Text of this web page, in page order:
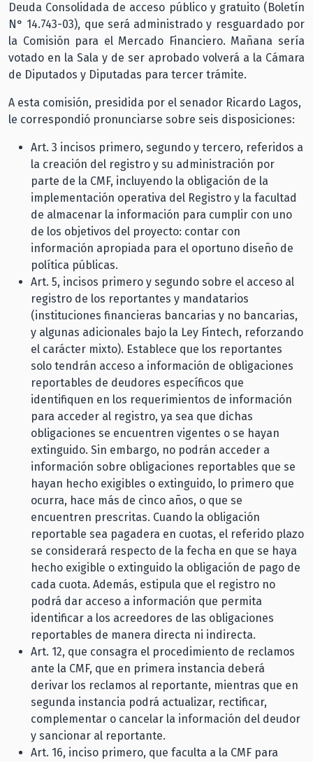
Deuda Consolidada de acceso público y gratuito (Boletín
N° 14.743-03), que será administrado y resguardado por
la Comisión para el Mercado Financiero. Mañana sería
votado en la Sala y de ser aprobado volverá a la Cámara
de Diputados y Diputadas para tercer trámite.
A esta comisión, presidida por el senador Ricardo Lagos,
le correspondió pronunciarse sobre seis disposiciones:
Art. 3 incisos primero, segundo y tercero, referidos a
la creación del registro y su administración por
parte de la CMF, incluyendo la obligación de la
implementación operativa del Registro y la facultad
de almacenar la información para cumplir con uno
de los objetivos del proyecto: contar con
información apropiada para el oportuno diseño de
política públicas.
Art. 5, incisos primero y segundo sobre el acceso al
registro de los reportantes y mandatarios
(instituciones financieras bancarias y no bancarias,
y algunas adicionales bajo la Ley Fintech, reforzando
el carácter mixto). Establece que los reportantes
solo tendrán acceso a información de obligaciones
reportables de deudores específicos que
identifiquen en los requerimientos de información
para acceder al registro, ya sea que dichas
obligaciones se encuentren vigentes o se hayan
extinguido. Sin embargo, no podrán acceder a
información sobre obligaciones reportables que se
hayan hecho exigibles o extinguido, lo primero que
ocurra, hace más de cinco años, o que se
encuentren prescritas. Cuando la obligación
reportable sea pagadera en cuotas, el referido plazo
se considerará respecto de la fecha en que se haya
hecho exigible o extinguido la obligación de pago de
cada cuota. Además, estipula que el registro no
podrá dar acceso a información que permita
identificar a los acreedores de las obligaciones
reportables de manera directa ni indirecta.
Art. 12, que consagra el procedimiento de reclamos
ante la CMF, que en primera instancia deberá
derivar los reclamos al reportante, mientras que en
segunda instancia podrá actualizar, rectificar,
complementar o cancelar la información del deudor
y sancionar al reportante.
Art. 16, inciso primero, que faculta a la CMF para